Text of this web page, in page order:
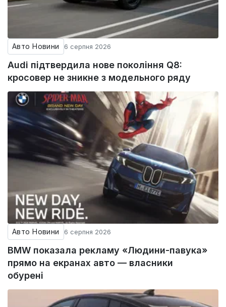
Авто Новини 6 серпня 2026
Audi підтвердила нове покоління Q8:
кросовер не зникне з модельного ряду
Авто Новини 6 серпня 2026
BMW показала рекламу «Людини-павука»
прямо на екранах авто — власники
обурені